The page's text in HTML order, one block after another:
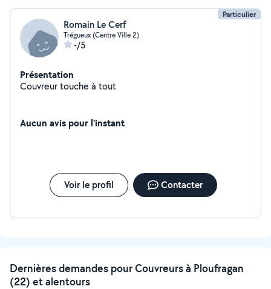
Particulier
Romain Le Cerf
Trégueux (Centre Ville 2)
-/5
Présentation
Couvreur touche à tout
Aucun avis pour l'instant
Voir le profil Contacter
Dernières demandes pour Couvreurs à Ploufragan
(22) et alentours